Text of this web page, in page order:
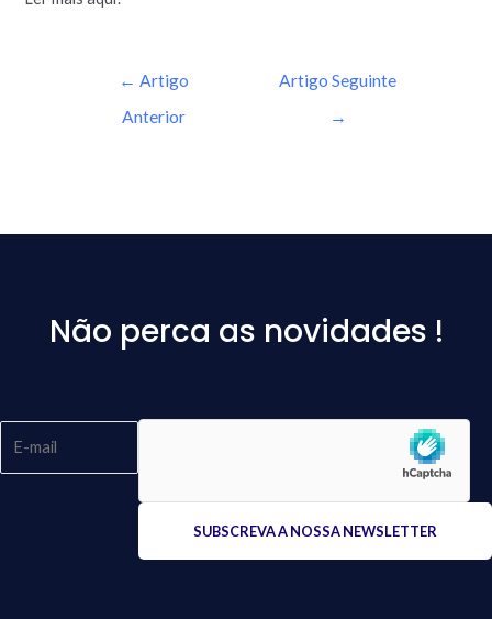
← Artigo
Anterior
Artigo Seguinte
→
Não perca as novidades !